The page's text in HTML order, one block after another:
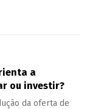
a
ou investir?
da oferta de